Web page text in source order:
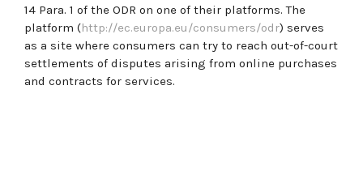
14 Para. 1 of the ODR on one of their platforms. The
platform (http://ec.europa.eu/consumers/odr) serves
as a site where consumers can try to reach out-of-court
settlements of disputes arising from online purchases
and contracts for services.